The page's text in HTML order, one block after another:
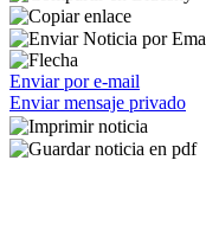
Enviar por e-mail
Enviar mensaje privado